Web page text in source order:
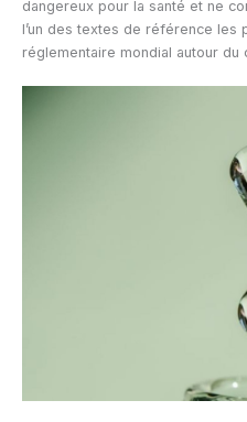
dangereux pour la santé et ne
l’un des textes de référence les
réglementaire mondial autour du